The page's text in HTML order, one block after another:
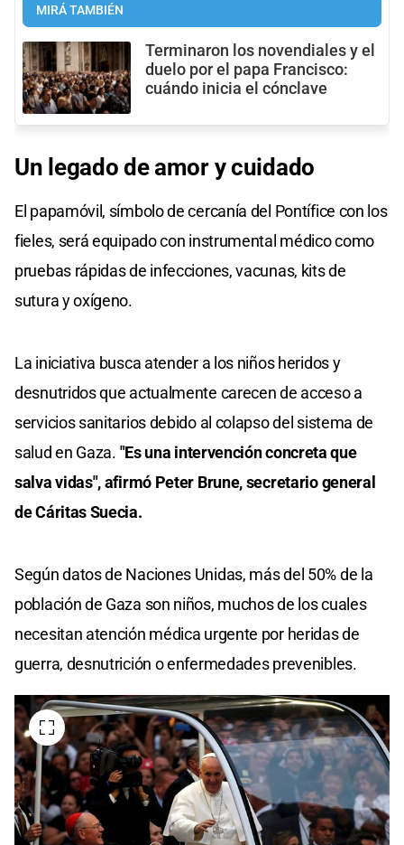
MIRÁ TAMBIÉN
Terminaron los novendiales y el
duelo por el papa Francisco:
cuándo inicia el cónclave
Un legado de amor y cuidado
El papamóvil, símbolo de cercanía del Pontífice con los
fieles, será equipado con instrumental médico como
pruebas rápidas de infecciones, vacunas, kits de
sutura y oxígeno.
La iniciativa busca atender a los niños heridos y
desnutridos que actualmente carecen de acceso a
servicios sanitarios debido al colapso del sistema de
salud en Gaza. "Es una intervención concreta que
salva vidas", afirmó Peter Brune, secretario general
de Cáritas Suecia.
Según datos de Naciones Unidas, más del 50% de la
población de Gaza son niños, muchos de los cuales
necesitan atención médica urgente por heridas de
guerra, desnutrición o enfermedades prevenibles.